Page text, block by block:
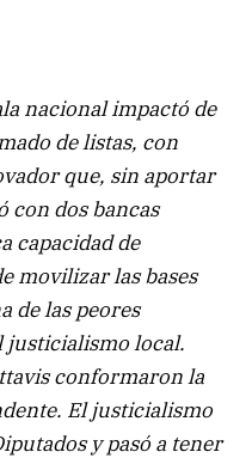
nacional impactó de
de listas, con
que, sin aportar
con dos bancas
capacidad de
movilizar las bases
de las peores
justicialismo local.
conformaron la
El justicialismo
y pasó a tener